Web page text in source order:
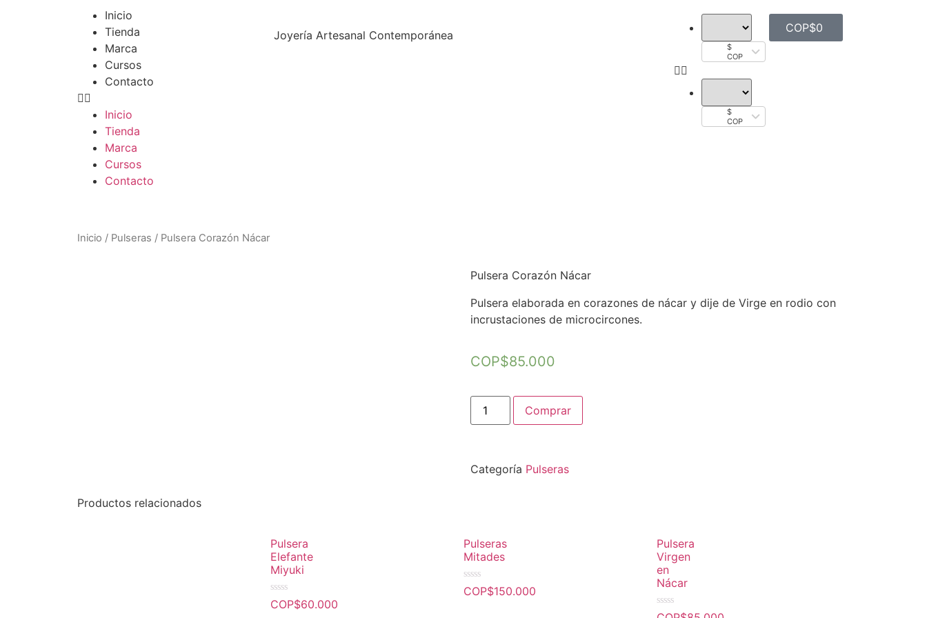
Inicio
Tienda
Marca
Cursos
Contacto
Inicio
Tienda
Marca
Cursos
Contacto
Joyería Artesanal Contemporánea
$
COP
$
COP
COP$0
Inicio / Pulseras / Pulsera Corazón Nácar
Pulsera Corazón Nácar
Pulsera elaborada en corazones de nácar y dije de Virge en rodio con
incrustaciones de microcircones.
COP$85.000
Comprar
Categoría Pulseras
Productos relacionados
Pulsera
Elefante
Miyuki
Valorado
en
COP$60.000
Pulseras
Mitades
Valorado
en
COP$150.000
Pulsera
Virgen
en
Nácar
Valorado